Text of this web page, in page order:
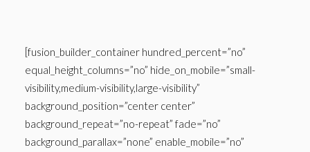
[fusion_builder_container hundred_percent=”no”
equal_height_columns=”no” hide_on_mobile=”small-
visibility,medium-visibility,large-visibility”
background_position=”center center”
background_repeat=”no-repeat” fade=”no”
background_parallax=”none” enable_mobile=”no”